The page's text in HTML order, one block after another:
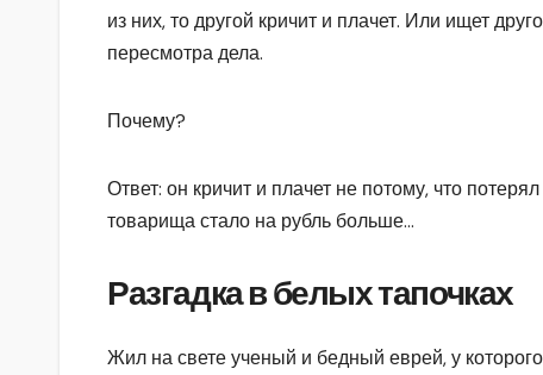
из них, то другой кричит и плачет. Или ищет
пересмотра дела.
Почему?
Ответ: он кричит и плачет не потому, что потерял
товарища стало на рубль больше…
Разгадка в белых тапочках
Жил на свете ученый и бедный еврей, у